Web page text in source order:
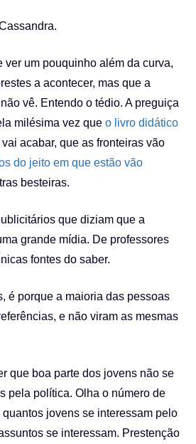
ver um pouquinho além da curva,
a acontecer, mas que a
vê. Entendo o tédio. A preguiça
milésima vez queo livro didático
acabar, que as fronteiras vão
do jeito em que estão vão
besteiras.
que diziam que a
grande mídia. De professores
fontes do saber.
é porque a maioria das pessoas
e não viram as mesmas
que boa parte dos jovens não se
pela política. Olha o número de
jovens se interessam pelo
se interessam. Prestenção